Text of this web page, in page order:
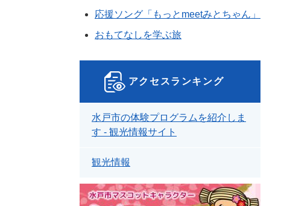
応援ソング「もっとmeetみとちゃん」
おもてなしを学ぶ旅
アクセスランキング
水戸市の体験プログラムを紹介しま
す - 観光情報サイト
観光情報